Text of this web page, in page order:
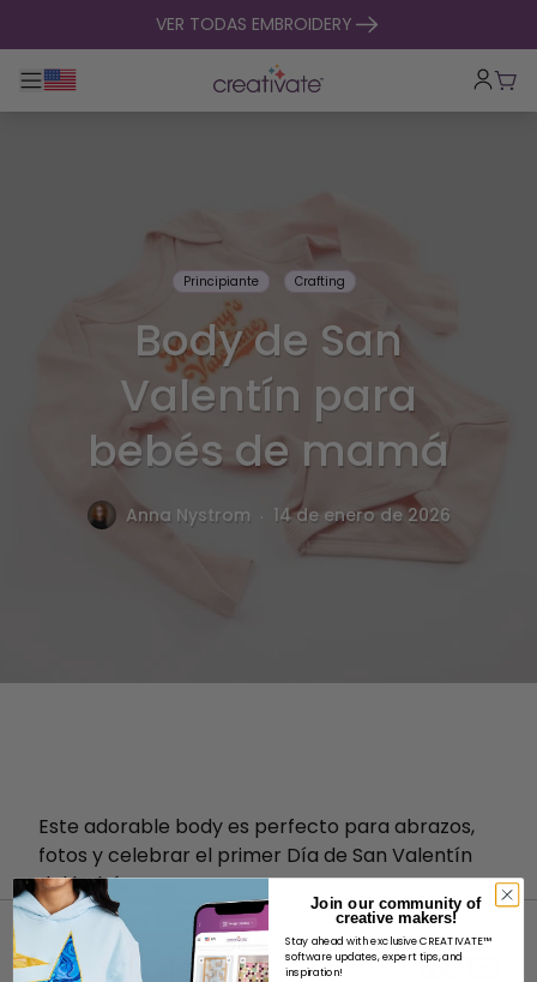
VER TODAS EMBROIDERY
Alternar navegación principal
Principiante Crafting
Body de San
Valentín para
bebés de mamá
Anna Nystrom . 14 de enero de 2026
Este adorable body es perfecto para abrazos,
fotos y celebrar el primer Día de San Valentín
del bebé.
Join our community of
creative makers!
Stay ahead with exclusive CREATIVATE™
software updates, expert tips, and
inspiration!